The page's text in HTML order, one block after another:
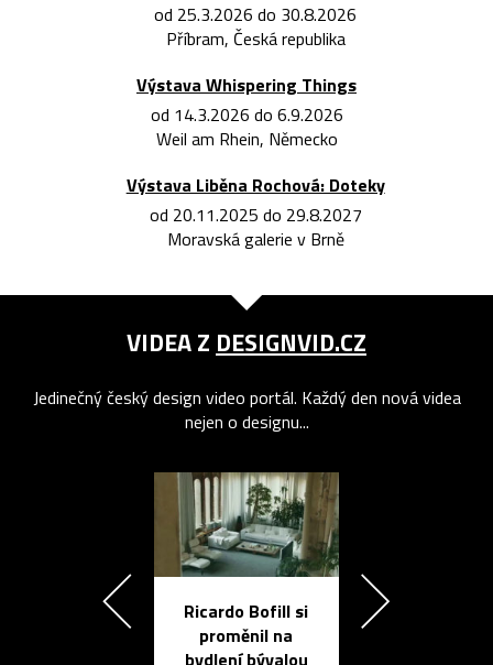
od 25.3.2026 do 30.8.2026
Příbram, Česká republika
Výstava Whispering Things
od 14.3.2026 do 6.9.2026
Weil am Rhein, Německo
Výstava Liběna Rochová: Doteky
od 20.11.2025 do 29.8.2027
Moravská galerie v Brně
VIDEA Z DESIGNVID.CZ
Jedinečný český design video portál. Každý den nová videa
nejen o designu...
Ricardo Bofill si
proměnil na